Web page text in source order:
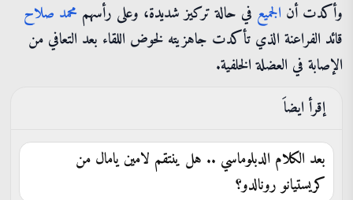
وأكدت أن الجميع في حالة تركيز شديدة، وعلى رأسهم محمد صلاح
قائد الفراعنة الذي تأكدت جاهزيته لخوض اللقاء بعد التعافي من
الإصابة في العضلة الخلفية.
إقرأ ايضاَ
بعد الكلام الدبلوماسي .. هل ينتقم لامين يامال من
كريستيانو رونالدو؟